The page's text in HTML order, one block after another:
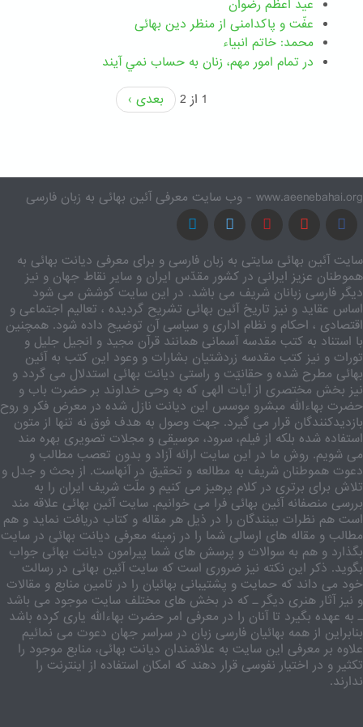
عید اعظم رضوان
عفّت و پاکدامنی از منظر دین بهائی
محمد: خاتم انبیاء
در تمام امور مهم،‌ زنان به حساب نمي آيند
1 از 2
بعدی ›
www.aeenebahai.org - وب سایت معرفی آئین بهائی به زبان فارسی
سایت آئین بهائی سایتی به زبان فارسی و برای معرفی دیانت بهائی به
هموطنان عزیز ایرانی در کشور مقدّس ایران و سایر نقاط جهان و نیز
دیگر فارسی زبانان شریف می باشد. در این سایت کوشش می شود
اساس عقاید و نیز تاریخ آئین بهائی تشریح گردیده ، تعالیم اجتماعی و
اقتصادی ، احکام و نظام اداری و سیاسی آن توضیح داده شود. همچنین
با استناد به کتب مقدسه آسمانی همانند قرآن مجید و انجیل جلیل و
تورات و نیز کتب مقدسه زردشتیان بشارات و وعود این کتب به آئین
بهائی مطرح شده و حقانیّت و راستی دیانت بهائی استدلال می گردد و
نیز بخش مختصری از آیات الهی که به وحی خداوند بر حضرت باب و
حضرت بهاءالله مبشرو موسس این دیانت نازل شده در معرض فکر و روح
بازدیدکنندگان قرار می گیرد. جهت وصول به هدف فوق نه تنها از متون
استفاده شده بلکه از فیلم، سرود، موسیقی و مجلات تصویری بهره مند
می شویم. روش ما در این سایت ارائه آزاد و بدون تعصب مطالب و
دعوت هموطنان شریف به مطالعه و تحقیق در آنهاست. از بحث و جدل و
تلاش برای برتری در کلام پرهیز می کنیم و ملّت شریف ایران را به
بررسی منصفانه آئین بهائی فرا می خوانیم. سایت آئین بهائی علاقه مند
است هم نظرات بینندگان را در ذیل هر مقاله و کتاب دریافت نماید و هم
مطالب و مقاله های ارسالی شما را در زمینه معرفی دیانت بهائی در سایت
بگذارد و هم به سوالات و پرسش های شما پیرامون دیانت بهائی جواب
بگوید. ذکر این نکته نیز ضروری است که سایت آئین بهائی در رسالت
خود می داند که حمایت و پشتیبانی بهائیان را در تامین منابع و مقالات
و نیز آثار هنری دیگر ـ که در بخش های مختلف سایت موجود می باشد
ـ به عهده بگیرد تا آنان را در معرفی امر حضرت بهاءالله یاری کرده باشد
بنابراین از همه بهائیان فارسی زبان در سراسر جهان دعوت می نمائیم
علاوه بر معرفی این سایت به علاقمندان دیانت بهائی، منابع موجود را
تکثیر و در اختیار نفوسی قرار دهند که امکان استفاده از اینترنت را
ندارند.